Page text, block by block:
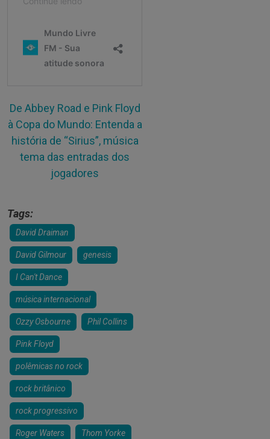
De Abbey Road e Pink Floyd
à Copa do Mundo: Entenda a
história de “Sirius”, música
tema das entradas dos
jogadores
Tags:
David Draiman
David Gilmour genesis
I Can't Dance
música internacional
Ozzy Osbourne Phil Collins
Pink Floyd
polêmicas no rock
rock britânico
rock progressivo
Roger Waters Thom Yorke